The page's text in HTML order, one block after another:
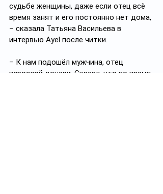
судьбе женщины, даже если отец всё
время занят и его постоянно нет дома,
– сказала Татьяна Васильева в
интервью Ayel после читки.
– К нам подошёл мужчина, отец
взрослой дочери. Сказал, что во время